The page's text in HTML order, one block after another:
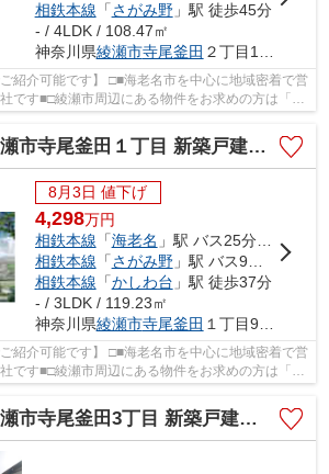
相鉄本線 「さがみ野」駅 徒歩45分
- / 4LDK / 108.47㎡
神奈川県綾瀬市寺尾釜田 ２丁目17-47
ご紹介可能です】 □■海老名市を中心に地域密着で営
です■□綾瀬市周辺にある物件をお求めの方は「綾
寺尾釜田１丁目 新築戸建て 全7棟【仲介手数料無料】
8月3日 値下げ
4,298万円
相鉄本線 「海老名 」駅 バス25分 「綾瀬高校」 停歩5分
相鉄本線 「さがみ野」駅 バス9分 「寺尾」 停歩5分
相鉄本線 「かしわ台 」駅 徒歩37分
- / 3LDK / 119.23㎡
神奈川県綾瀬市寺尾釜田 １丁目9-20
ご紹介可能です】 □■海老名市を中心に地域密着で営
です■□綾瀬市周辺にある物件をお求めの方は「綾
寺尾釜田3丁目 新築戸建て 全1棟【仲介手数料無料】